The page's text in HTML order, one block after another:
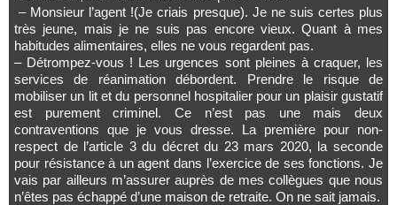
– Monsieur l’agent !(Je criais presque). Je ne suis certes plus
très jeune, mais je ne suis pas encore vieux. Quant à mes
habitudes alimentaires, elles ne vous regardent pas.
– Détrompez-vous ! Les urgences sont pleines à craquer, les
services de réanimation débordent. Prendre le risque de
mobiliser un lit et du personnel hospitalier pour un plaisir gustatif
est purement criminel. Ce n’est pas une mais deux
contraventions que je vous dresse. La première pour non-
respect de l’article 3 du décret du 23 mars 2020, la seconde
pour résistance à un agent dans l’exercice de ses fonctions. Je
vais par ailleurs m’assurer auprès de mes collègues que nous
n’êtes pas échappé d’une maison de retraite. On ne sait jamais.